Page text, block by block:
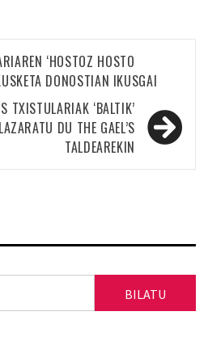
‘HOSTOZ HOSTO
DONOSTIAN IKUSGAI
TXISTULARIAK ‘BALTIK’
DU THE GAEL’S
TALDEAREKIN